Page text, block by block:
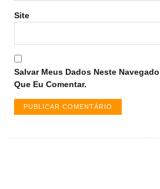
Site
Salvar Meus Dados Neste
Que Eu Comentar.